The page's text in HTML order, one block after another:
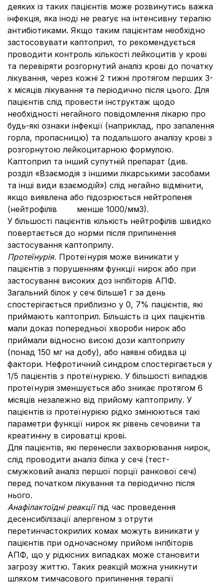
деяких із таких пацієнтів може розвинутись важка
інфекція, яка іноді не реагує на інтенсивну терапію
антибіотиками. Якщо таким пацієнтам необхідно
застосовувати каптоприл, то рекомендується
проводити контроль кількості лейкоцитів у крові
та перевіряти розгорнутий аналіз крові до початку
лікування, через кожні 2 тижні протягом перших 3-
х місяців лікування та періодично після цього. Для
пацієнтів слід провести інструктаж щодо
необхідності негайного повідомлення лікарю про
будь-які ознаки інфекції (наприклад, про запалення
горла, пропасницю) та подальшого аналізу крові з
розгорнутою лейкоцитарною формулою.
Каптоприл та інший супутній препарат (див.
розділ «Взаємодія з іншими лікарськими засобами
та інші види взаємодій») слід негайно відмінити,
якщо виявлена або підозрюється нейтропенія
(нейтрофілів менше 1000/мм3).
У більшості пацієнтів кількість нейтрофілів швидко
повертається до норми після припинення
застосування каптоприлу.
Протеїнурія. Протеїнурія може виникати у
пацієнтів з порушенням функції нирок або при
застосуванні високих доз інгібіторів АПФ.
Загальний білок у сечі більше1 г за день
спостерігається приблизно у 0, 7% пацієнтів, які
приймають каптоприл. Більшість із цих пацієнтів
мали доказ попередньої хвороби нирок або
приймали відносно високі дози каптоприлу
(понад 150 мг на добу), або наявні обидва ці
фактори. Нефротичний синдром спостерігається у
1/5 пацієнтів з протеїнурією. У більшості випадків
протеїнурія зменшується або зникає протягом 6
місяців незалежно від прийому каптоприлу. У
пацієнтів із протеїнурією рідко змінюються такі
параметри функції нирок як рівень сечовини та
креатиніну в сироватці крові.
Для пацієнтів, які перенесли захворювання нирок,
слід проводити аналіз білка у сечі (тест-
смужковий аналіз першої порції ранкової сечі)
перед початком лікування та періодично після
нього.
Анафілактоїдні реакціїпід час проведення
десенсибілізації алергеном з отрути
перетинчастокрилих комах можуть виникати у
пацієнтів при одночасному прийомі інгібіторів
АПФ, що у рідкісних випадках може становити
загрозу життю. Таких реакцій можна уникнути
шляхом тимчасового припинення терапії